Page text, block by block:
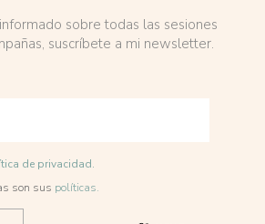
sobre todas las sesiones
suscríbete a mi newsletter.
de privacidad.
son sus políticas.